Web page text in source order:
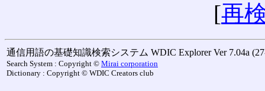
[再
通信用語の基礎知識検索システム WDIC Explorer Ver 7.04a
Search System : Copyright © Mirai corporation
Dictionary : Copyright © WDIC Creators club